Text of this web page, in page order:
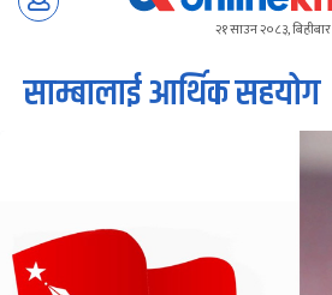
२१ साउन २०८३, बिहीबार
साम्बालाई आर्थिक सहयोग